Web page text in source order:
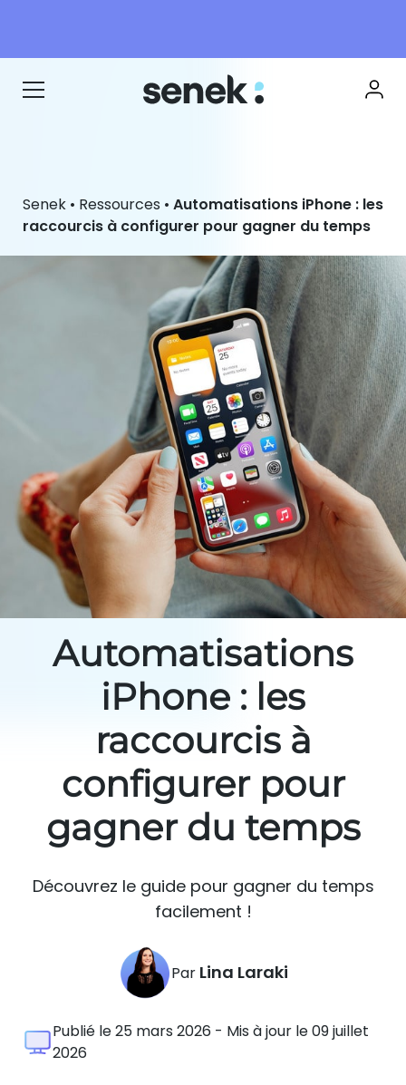
Senek • Ressources • Automatisations iPhone : les
raccourcis à configurer pour gagner du temps
Automatisations
iPhone : les
raccourcis à
configurer pour
gagner du temps
Découvrez le guide pour gagner du temps
facilement !
Par Lina Laraki
Publié le 25 mars 2026 - Mis à jour le 09 juillet
2026